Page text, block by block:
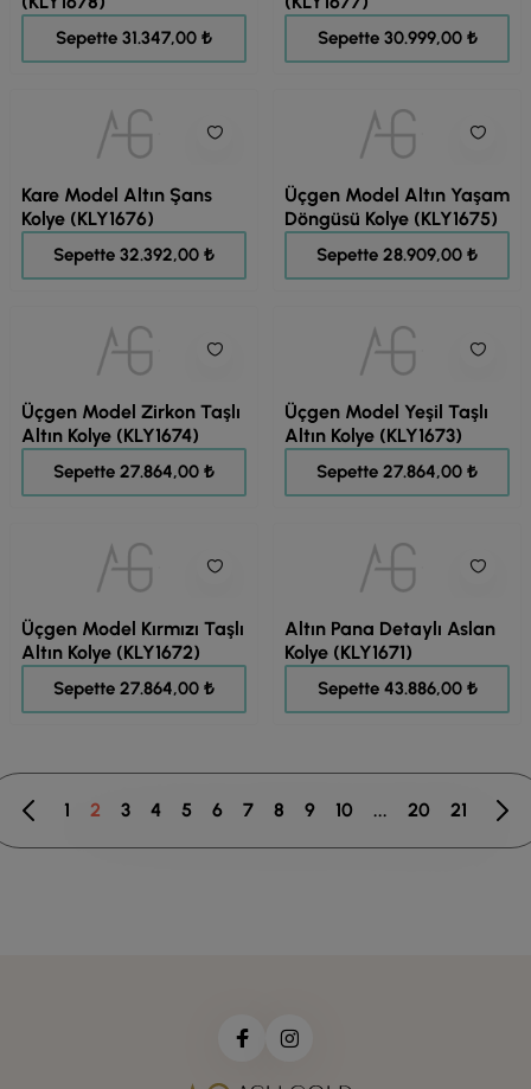
Sepette 31.347,00 ₺ Sepette 30.999,00 ₺
Kare Model Altın Şans
Kolye (KLY1676)
Sepette 32.392,00 ₺
Üçgen Model Altın Yaşam
Döngüsü Kolye (KLY1675)
Sepette 28.909,00 ₺
Üçgen Model Zirkon Taşlı
Altın Kolye (KLY1674)
Sepette 27.864,00 ₺
Üçgen Model Yeşil Taşlı
Altın Kolye (KLY1673)
Sepette 27.864,00 ₺
Üçgen Model Kırmızı Taşlı
Altın Kolye (KLY1672)
Sepette 27.864,00 ₺
Altın Pana Detaylı Aslan
Kolye (KLY1671)
Sepette 43.886,00 ₺
1 2 3 4 5 6 7 8 9 10 ... 20 21